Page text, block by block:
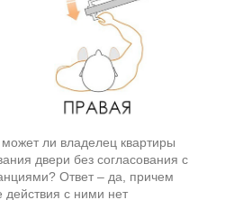
может ли владелец квартиры
двери без согласования с
Ответ – да, причем
действия с ними нет